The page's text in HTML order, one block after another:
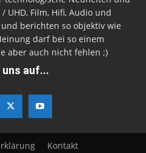
UHD, Film, Hifi, Audio und
berichten so objektiv wie
darf bei so einem
aber auch nicht fehlen ;)
uns auf...
Kontakt